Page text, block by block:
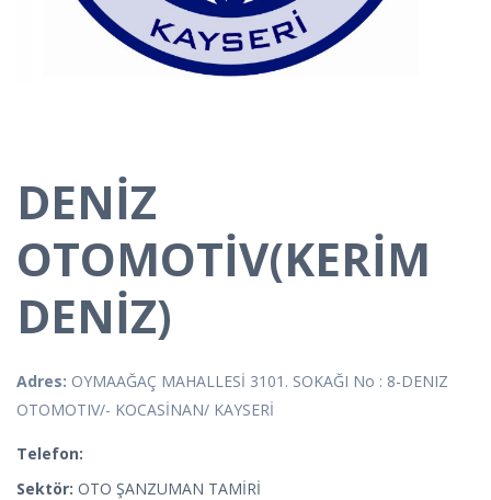
DENİZ
OTOMOTİV(KERİM
DENİZ)
Adres: OYMAAĞAÇ MAHALLESİ 3101. SOKAĞI No : 8-DENIZ
OTOMOTIV/- KOCASİNAN/ KAYSERİ
Telefon:
Sektör: OTO ŞANZUMAN TAMİRİ